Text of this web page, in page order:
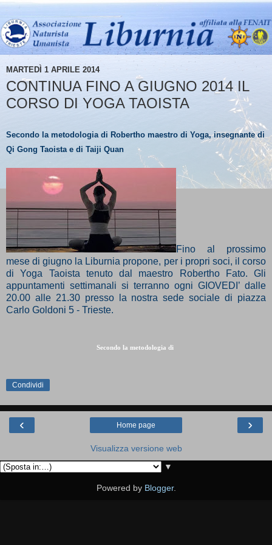
MARTEDÌ 1 APRILE 2014
CONTINUA FINO A GIUGNO 2014 IL
CORSO DI YOGA TAOISTA
Secondo la metodologia di Robertho maestro di Yoga, insegnante di
Qi Gong Taoista e di Taiji Quan
Fino al prossimo
mese di giugno la Liburnia propone, per i propri soci, il corso
di Yoga Taoista tenuto dal maestro Robertho Fato. Gli
appuntamenti settimanali si terranno ogni GIOVEDI’ dalle
20.00 alle 21.30 presso la nostra sede sociale di piazza
Carlo Goldoni 5 - Trieste.
Secondo la metodologia di
Condividi
‹ ›
Home page
Visualizza versione web
▼
Powered by Blogger.